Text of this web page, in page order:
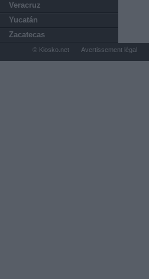
Veracruz
Yucatán
Zacatecas
© Kiosko.net Avertissement légal